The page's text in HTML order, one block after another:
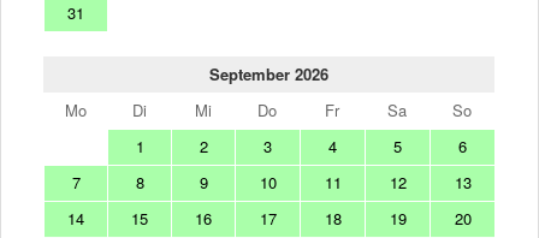
31
September 2026
Mo
Di Mi Do Fr Sa
So
1
2 3 4 5
6
7
8 9 10 11 12
13
14
15 16 17 18 19
20